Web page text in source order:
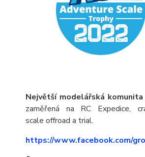
Největší modelářská komunita
zaměřená na RC Expedice,
scale offroad a trial.
https://www.facebook.com/